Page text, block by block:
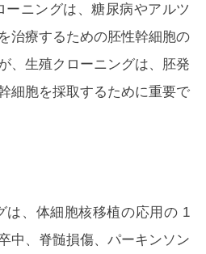
ーニングは、糖尿病やアルツ
治療するための胚性幹細胞の
、生殖クローニングは、胚発
細胞を採取するために重要で
は、体細胞核移植の応用の 1
中、脊髄損傷、パーキンソン